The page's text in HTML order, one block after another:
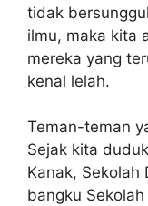
tidak
ilmu, maka kita
mereka yang
kenal lelah.
Teman-teman
Sejak kita
Kanak, Sekolah
bangku